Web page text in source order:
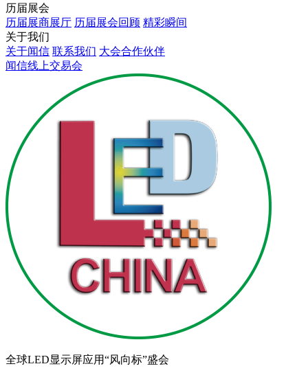
历届展会
历届展商展厅 历届展会回顾 精彩瞬间
关于我们
关于闻信 联系我们 大会合作伙伴
闻信线上交易会
全球LED显示屏应用“风向标”盛会